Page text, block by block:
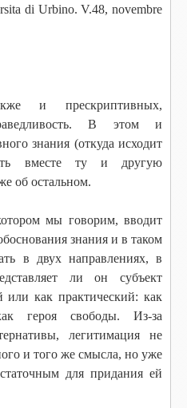
di Urbino. V.48, novembre
и прескриптивных,
В этом и
знания (откуда исходит
вместе ту и другую
об остальном.
мы говорим, вводит
знания и в таком
в двух направлениях, в
ли он субъект
или как практический: как
героя свободы. Из-за
легитимация не
и того же смысла, но уже
для придания ей